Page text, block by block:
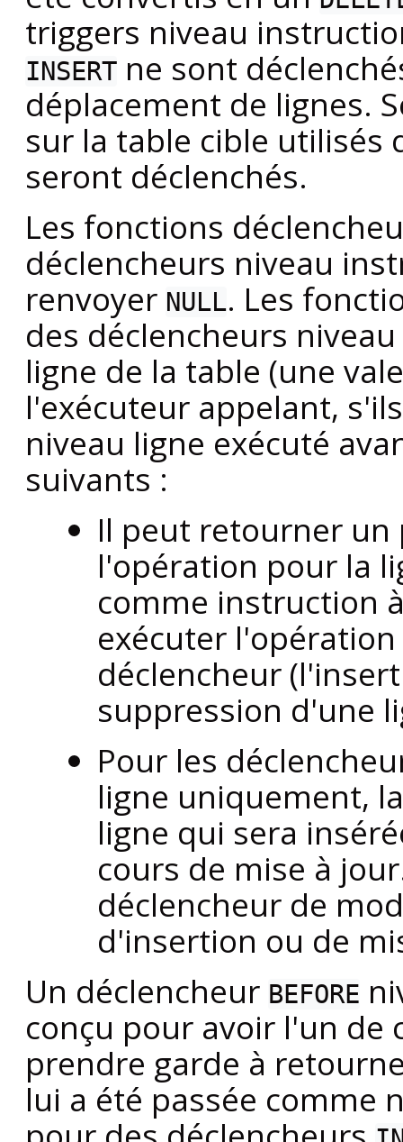
triggers niveau
INSERT ne sont
déplacement de lignes.
sur la table cible
seront déclenchés.
Les fonctions
déclencheurs niveau
renvoyer NULL. Les
des déclencheurs
ligne de la table (une
l'exécuteur appelant,
niveau ligne exécuté
suivants :
Il peut retourner
l'opération pour la
comme instruction
exécuter
déclencheur
suppression d'une
Pour les
ligne uniquement,
ligne qui sera
cours de mise à
déclencheur de
d'insertion ou de
Un déclencheur BEFORE
conçu pour avoir l'un
prendre garde à
lui a été passée comme